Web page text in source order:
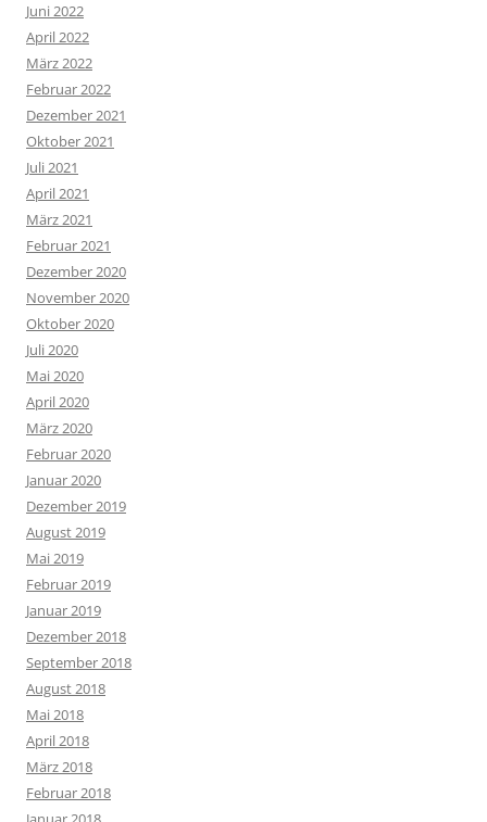
Juni 2022
April 2022
März 2022
Februar 2022
Dezember 2021
Oktober 2021
Juli 2021
April 2021
März 2021
Februar 2021
Dezember 2020
November 2020
Oktober 2020
Juli 2020
Mai 2020
April 2020
März 2020
Februar 2020
Januar 2020
Dezember 2019
August 2019
Mai 2019
Februar 2019
Januar 2019
Dezember 2018
September 2018
August 2018
Mai 2018
April 2018
März 2018
Februar 2018